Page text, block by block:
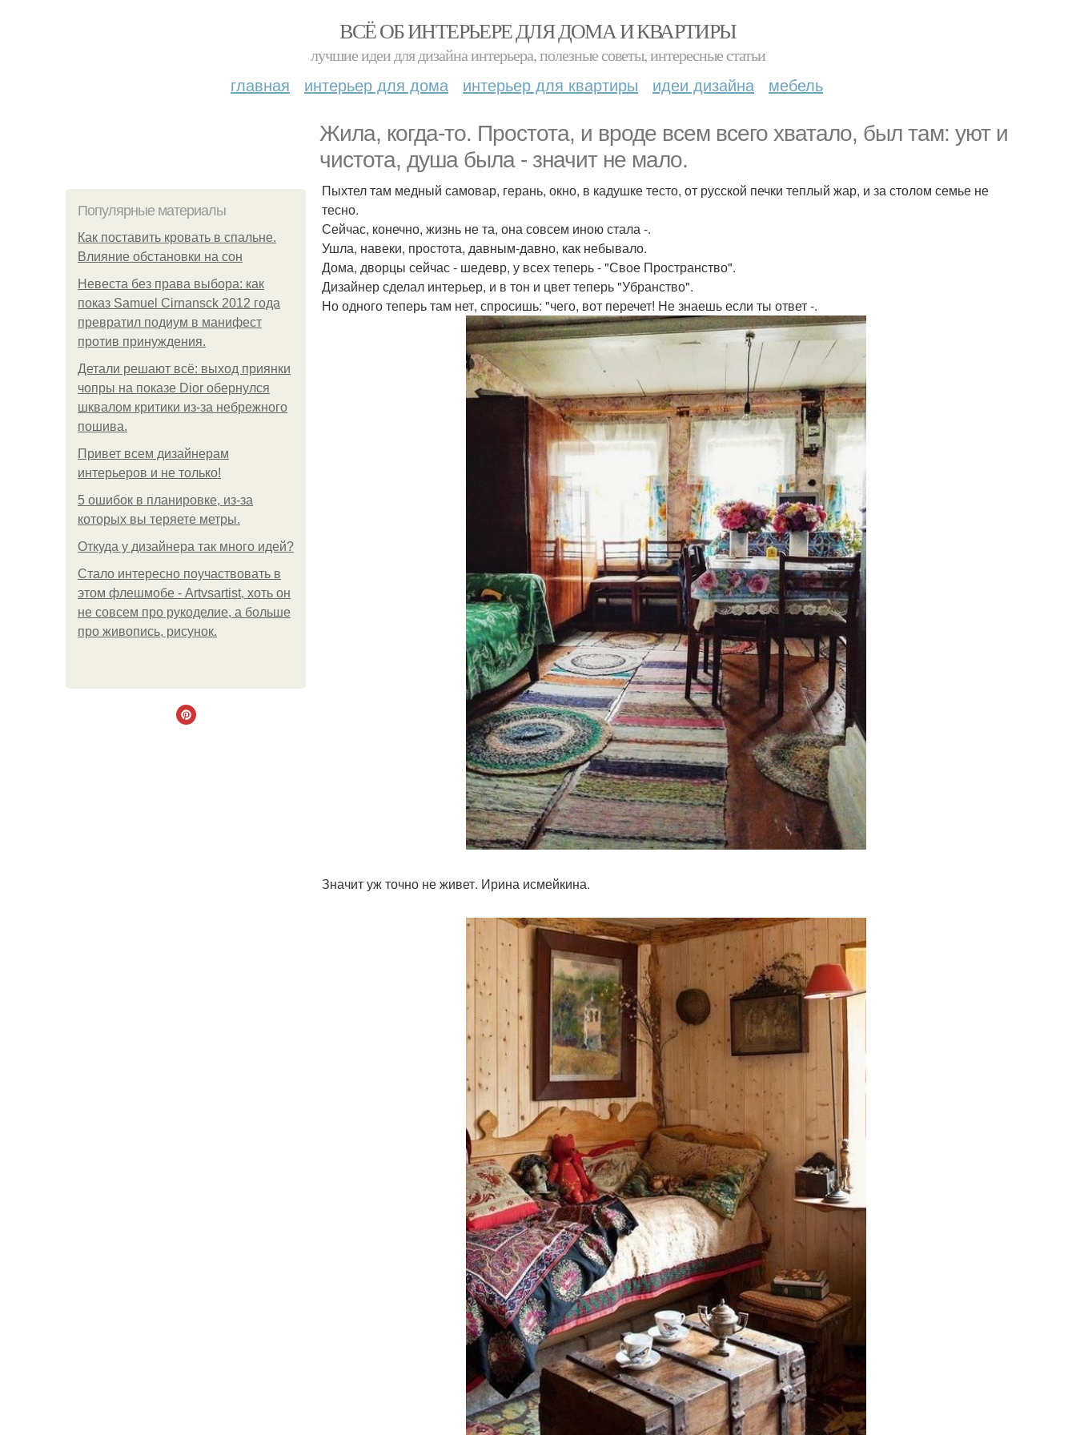
ВСЁ ОБ ИНТЕРЬЕРЕ ДЛЯ ДОМА И КВАРТИРЫ
лучшие идеи для дизайна интерьера, полезные советы, интересные статьи
главная интерьер для дома интерьер для квартиры идеи дизайна мебель
Жила, когда-то. Простота, и вроде всем всего хватало, был там: уют и
чистота, душа была - значит не мало.
Популярные материалы
Как поставить кровать в спальне.
Влияние обстановки на сон
Невеста без права выбора: как
показ Samuel Cirnansck 2012 года
превратил подиум в манифест
против принуждения.
Детали решают всё: выход приянки
чопры на показе Dior обернулся
шквалом критики из-за небрежного
пошива.
Привет всем дизайнерам
интерьеров и не только!
5 ошибок в планировке, из-за
которых вы теряете метры.
Откуда у дизайнера так много идей?
Стало интересно поучаствовать в
этом флешмобе - Artvsartist, хоть он
не совсем про рукоделие, а больше
про живопись, рисунок.
Пыхтел там медный самовар, герань, окно, в кадушке тесто, от русской печки теплый жар, и за столом семье не
тесно.
Сейчас, конечно, жизнь не та, она совсем иною стала -.
Ушла, навеки, простота, давным-давно, как небывало.
Дома, дворцы сейчас - шедевр, у всех теперь - "Свое Пространство".
Дизайнер сделал интерьер, и в тон и цвет теперь "Убранство".
Но одного теперь там нет, спросишь: "чего, вот перечет! Не знаешь если ты ответ -.
Значит уж точно не живет. Ирина исмейкина.